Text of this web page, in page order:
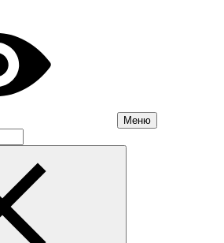
Меню